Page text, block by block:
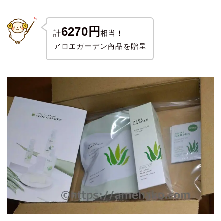
計6270円相当！
アロエガーデン商品を贈呈